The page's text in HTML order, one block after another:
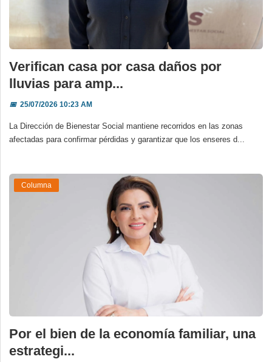
Verifican casa por casa daños por
lluvias para amp...
📅25/07/2026 10:23 AM
La Dirección de Bienestar Social mantiene recorridos en las zonas
afectadas para confirmar pérdidas y garantizar que los enseres d...
Columna
Por el bien de la economía familiar, una
estrategi...